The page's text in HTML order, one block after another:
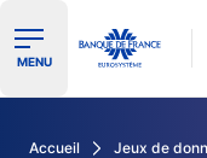
Ouvrir le menu de
MENU
Accueil Jeux de